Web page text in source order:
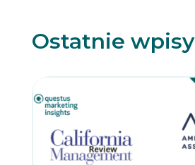
Ostatnie wpisy